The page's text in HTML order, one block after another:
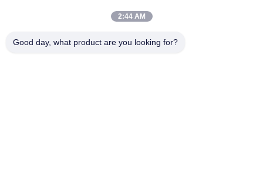
2:44 AM
Good day, what product are you looking for?